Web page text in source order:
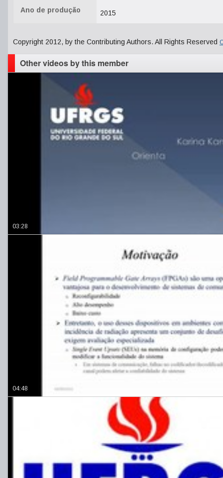
Ano de produção 2015
Copyright 2012, by the Contributing Authors. All Rights Reserved
Other videos by this member
03:28
04:48